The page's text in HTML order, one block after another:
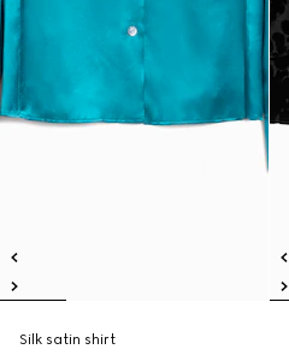
Silk satin shirt